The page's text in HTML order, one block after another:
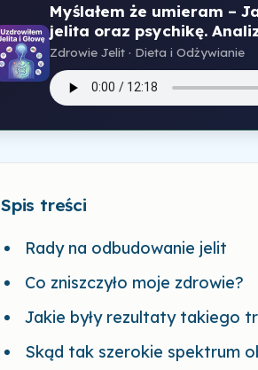
Myślałem że umieram –
jelita oraz psychikę.
Zdrowie Jelit · Dieta i Odżywianie
Spis treści
Rady na odbudowanie jelit
Co zniszczyło moje zdrowie?
Jakie były rezultaty takiego
Skąd tak szerokie spektrum